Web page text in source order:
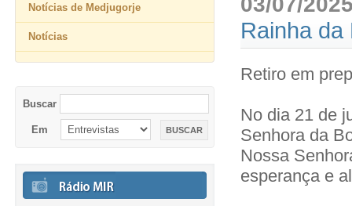
Rainha da
Retiro em
No dia 21 de
Senhora da
Nossa
esperança e
Notícias de Medjugorje
Notícias
Buscar
Em